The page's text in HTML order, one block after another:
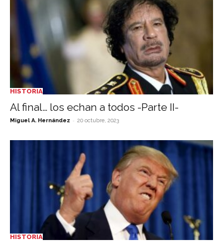
HISTORIA
Al final… los echan a todos -Parte II-
Miguel A. Hernández - 20 octubre, 2023
HISTORIA